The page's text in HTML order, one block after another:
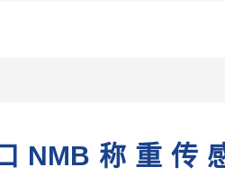
NMB称重传